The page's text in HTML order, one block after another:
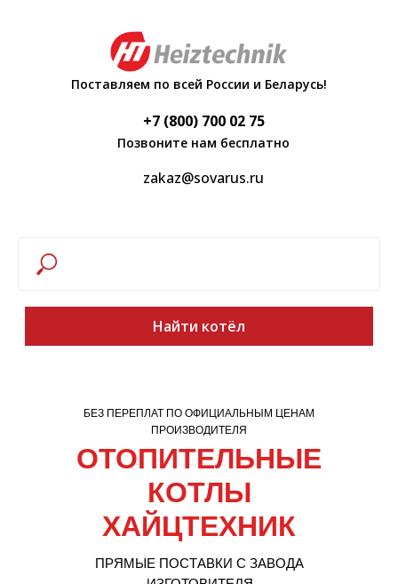
Поставляем по всей России и Беларусь!
+7 (800) 700 02 75
Позвоните нам бесплатно
zakaz@sovarus.ru
Найти котёл
ПРЯМЫЕ ПОСТАВКИ С ЗАВОДА
ОТОПИТЕЛЬНЫЕ
КОТЛЫ
ХАЙЦТЕХНИК
БЕЗ ПЕРЕПЛАТ ПО ОФИЦИАЛЬНЫМ ЦЕНАМ
ПРОИЗВОДИТЕЛЯ